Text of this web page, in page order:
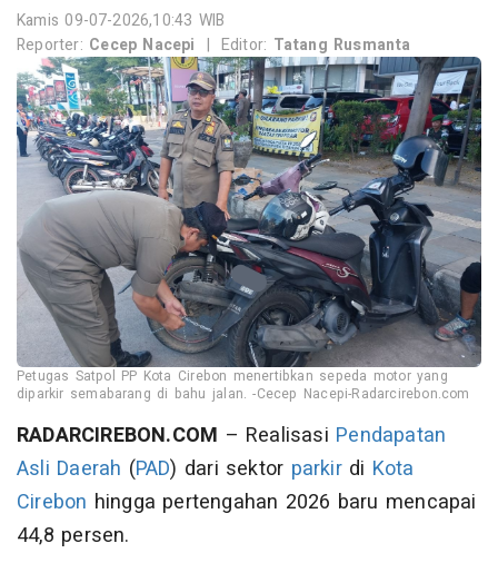
Kamis 09-07-2026,10:43 WIB
Reporter: Cecep Nacepi | Editor: Tatang Rusmanta
Petugas Satpol PP Kota Cirebon menertibkan sepeda motor yang
diparkir semabarang di bahu jalan. -Cecep Nacepi-Radarcirebon.com
RADARCIREBON.COM – Realisasi Pendapatan
Asli Daerah (PAD) dari sektor parkirdi Kota
Cirebon hingga pertengahan 2026 baru mencapai
44,8 persen.